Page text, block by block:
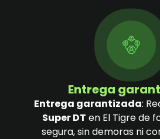
Entrega
Entrega garantizada:
Super DT en El Tigre de
segura, sin demoras ni